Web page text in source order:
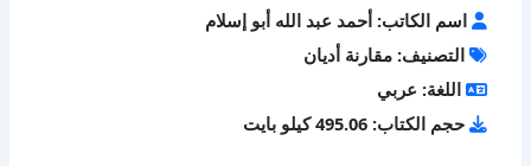
اسم الكاتب: أحمد عبد الله أبو إسلام
التصنيف: مقارنة أديان
اللغة: عربي
حجم الكتاب: 495.06 كيلو بايت